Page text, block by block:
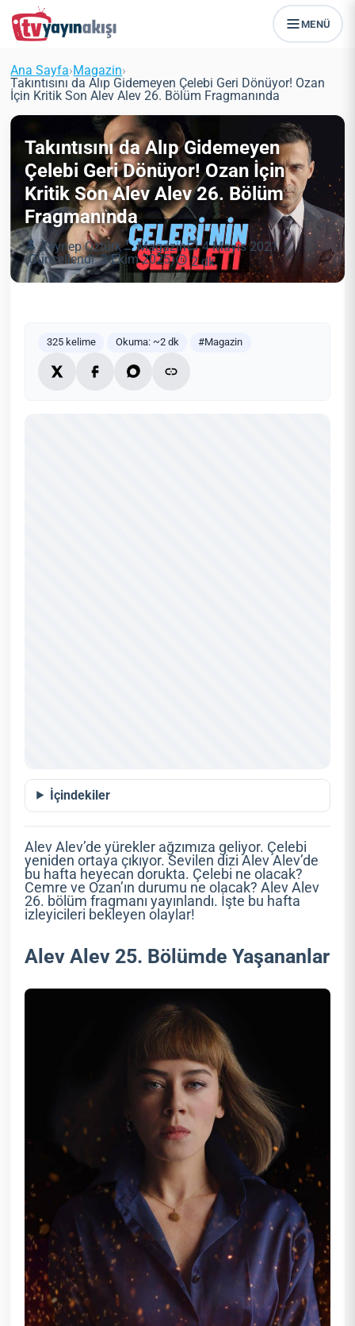
MENÜ
Ana Sayfa›Magazin›
Takıntısını da Alıp Gidemeyen Çelebi Geri Dönüyor! Ozan
İçin Kritik Son Alev Alev 26. Bölüm Fragmanında
Takıntısını da Alıp Gidemeyen
Çelebi Geri Dönüyor! Ozan İçin
Kritik Son Alev Alev 26. Bölüm
Fragmanında
Zeynep Öztürk Magazin
4 Mayıs 2021
(Güncellendi: 3 Ekim 2025)
2 dk
325 kelime Okuma: ~2 dk #Magazin
İçindekiler
Alev Alev’de yürekler ağzımıza geliyor. Çelebi
yeniden ortaya çıkıyor. Sevilen dizi Alev Alev’de
bu hafta heyecan dorukta. Çelebi ne olacak?
Cemre ve Ozan’ın durumu ne olacak? Alev Alev
26. bölüm fragmanı yayınlandı. İşte bu hafta
izleyicileri bekleyen olaylar!
Alev Alev 25. Bölümde Yaşananlar